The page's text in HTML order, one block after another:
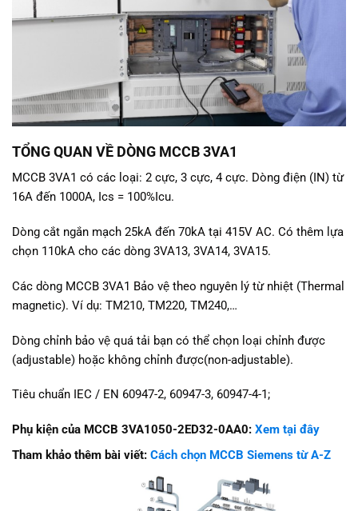
TỔNG QUAN VỀ DÒNG MCCB 3VA1
MCCB 3VA1 có các loại: 2 cực, 3 cực, 4 cực. Dòng điện (IN) từ
16A đến 1000A, Ics = 100%Icu.
Dòng cắt ngắn mạch 25kA đến 70kA tại 415V AC. Có thêm lựa
chọn 110kA cho các dòng 3VA13, 3VA14, 3VA15.
Các dòng MCCB 3VA1 Bảo vệ theo nguyên lý từ nhiệt (Thermal
magnetic). Ví dụ: TM210, TM220, TM240,…
Dòng chỉnh bảo vệ quá tải bạn có thể chọn loại chỉnh được
(adjustable) hoặc không chỉnh được(non-adjustable).
Tiêu chuẩn IEC / EN 60947-2, 60947-3, 60947-4-1;
Phụ kiện của MCCB 3VA1050-2ED32-0AA0: Xem tại đây
Tham khảo thêm bài viết: Cách chọn MCCB Siemens từ A-Z